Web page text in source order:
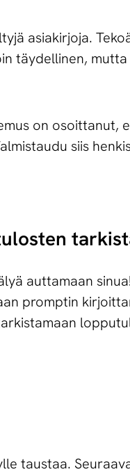
asiakirjoja.
täydellinen,
on osoittanut,
siis
auttamaan
promptin
taustaa.